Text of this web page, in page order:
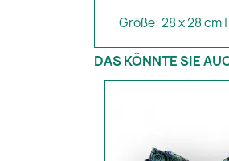
Größe: 28 x 28 cm
DAS KÖNNTE SIE